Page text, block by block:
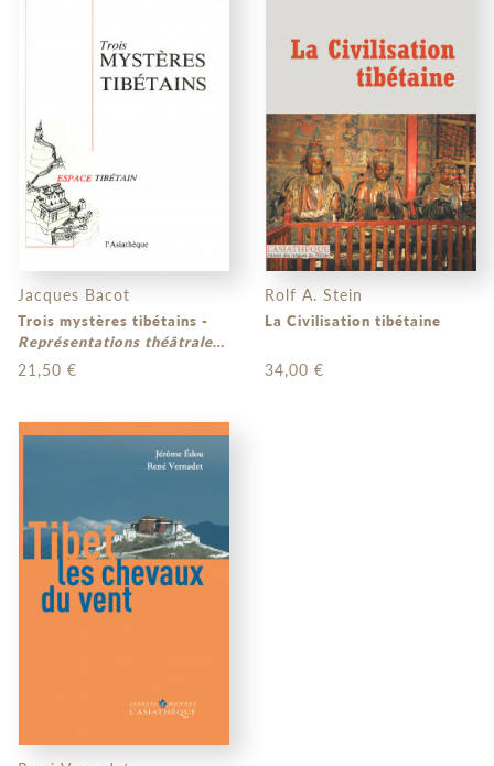
Jacques Bacot
Trois mystères tibétains -
Représentations théâtrales
dans les monastères du
Tibet
21,50 €
Rolf A. Stein
La Civilisation tibétaine
34,00 €